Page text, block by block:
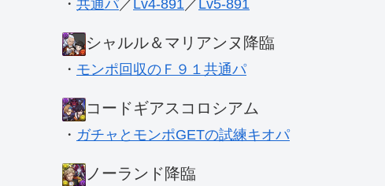
・ 共通パ／ Lv4-891 ／ Lv5-891
シャルル＆マリアンヌ降臨
・ モンポ回収のＦ９１共通パ
コードギアスコロシアム
・ ガチャとモンポGETの試練キオパ
ノーランド降臨